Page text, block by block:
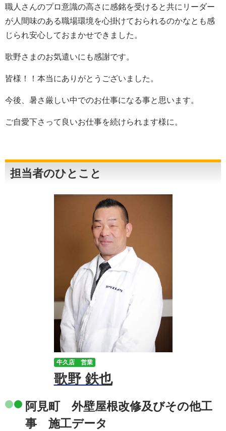
職人さんのプロ意識の高さに感銘を受けると共にリーダー
が人間味のある職場環境を心掛けておられるのかなとも感
じられ安心しておまかせできました。
歌野さまのお気遣いにも感謝です。
皆様！！本当にありがとうございました。
今後、暑さ厳しい中でのお仕事になる事と思います。
ご自愛下さって良いお仕事を続けられます様に。
担当者のひとこと
牛久店 営業
歌野 鉄也
阿見町 外壁屋根改修及びその他工
事 施工データ